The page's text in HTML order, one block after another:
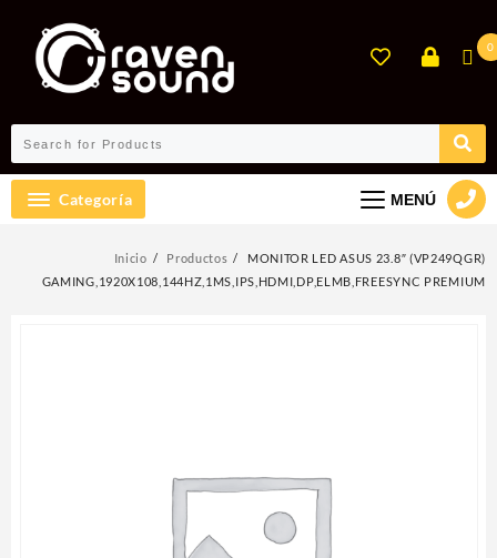
contenido
0
Categoría MENÚ
Inicio Productos
MONITOR LED ASUS 23.8″ (VP249QGR)
GAMING,1920X108,144HZ,1MS,IPS,HDMI,DP,ELMB,FREESYNC PREMIUM